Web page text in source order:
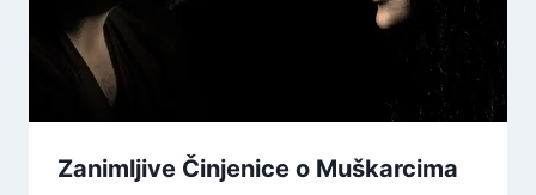
Zanimljive Činjenice o Muškarcima